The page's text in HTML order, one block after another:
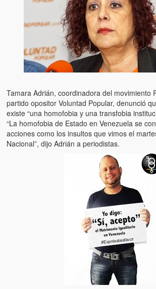
Tamara Adrián, coordinadora del movimiento
partido opositor Voluntad Popular, denunció
existe “una homofobia y una transfobia
“La homofobia de Estado en Venezuela se
acciones como los insultos que vimos el
Nacional”, dijo Adrián a periodistas.